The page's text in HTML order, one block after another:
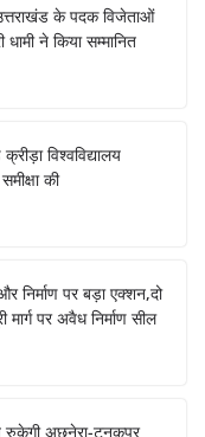
के पदक विजेताओं
ने किया सम्मानित
विश्वविद्यालय
की
निर्माण पर बड़ा एक्शन,दो
पर अवैध निर्माण सील
अछनेरा-टनकपुर